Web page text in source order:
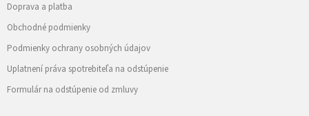
Doprava a platba
Obchodné podmienky
Podmienky ochrany osobných údajov
Uplatnení práva spotrebiteľa na odstúpenie
Formulár na odstúpenie od zmluvy